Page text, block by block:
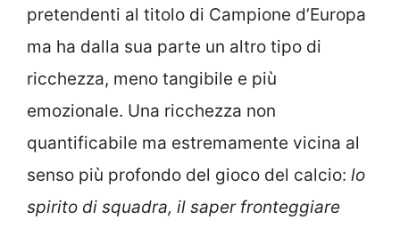
pretendenti al titolo di Campione d’Europa
ma ha dalla sua parte un altro tipo di
ricchezza, meno tangibile e più
emozionale. Una ricchezza non
quantificabile ma estremamente vicina al
senso più profondo del gioco del calcio: lo
spirito di squadra, il saper fronteggiare